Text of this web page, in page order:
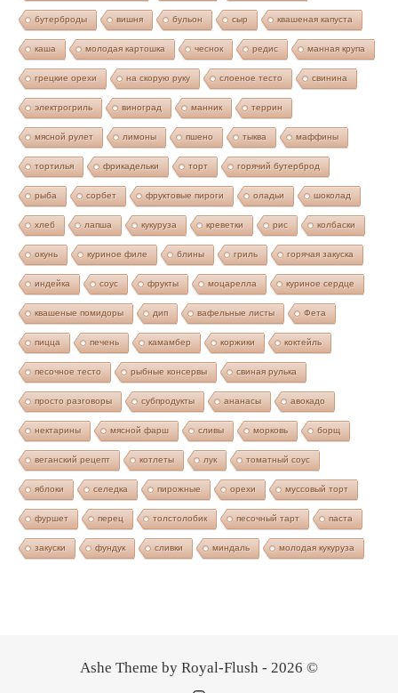
бутерброды вишня бульон сыр квашеная капуста
каша молодая картошка чеснок редис манная крупа
грецкие орехи на скорую руку слоеное тесто свинина
электрогриль виноград манник террин
мясной рулет лимоны пшено тыква маффины
тортилья фрикадельки торт горячий бутерброд
рыба сорбет фруктовые пироги оладьи шоколад
хлеб лапша кукуруза креветки рис колбаски
окунь куриное филе блины гриль горячая закуска
индейка соус фрукты моцарелла куриное сердце
квашеные помидоры дип вафельные листы Фета
пицца печень камамбер коржики коктейль
песочное тесто рыбные консервы свиная рулька
просто разговоры субпродукты ананасы авокадо
нектарины мясной фарш сливы морковь борщ
веганский рецепт котлеты лук томатный соус
яблоки селедка пирожные орехи муссовый торт
фуршет перец толстолобик песочный тарт паста
закуски фундук сливки миндаль молодая кукуруза
Ashe Theme by Royal-Flush - 2026 ©